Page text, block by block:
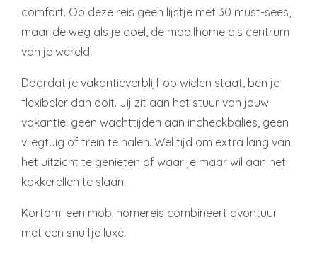
comfort. Op deze reis geen lijstje met 30 must-sees,
maar de weg als je doel, de mobilhome als centrum
van je wereld.
Doordat je vakantieverblijf op wielen staat, ben je
flexibeler dan ooit. Jij zit aan het stuur van jouw
vakantie: geen wachttijden aan incheckbalies, geen
vliegtuig of trein te halen. Wel tijd om extra lang van
het uitzicht te genieten of waar je maar wil aan het
kokkerellen te slaan.
Kortom: een mobilhomereis combineert avontuur
met een snuifje luxe.